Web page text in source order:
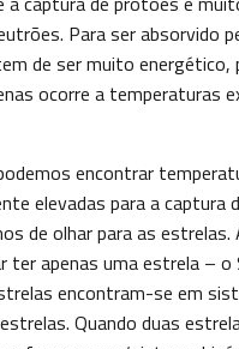
Para ser absorvido
de ser muito
ocorre a temperaturas
encontrar
elevadas para a captura
de olhar para as estrelas.
ter apenas uma estrela – o
encontram-se em
Quando duas